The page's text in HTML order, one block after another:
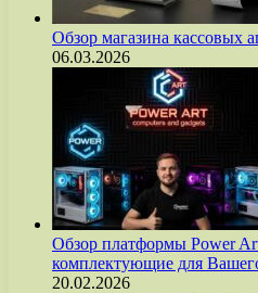
Обзор магазина кассовых
06.03.2026
Обзор платформы Power
комплектующие для
20.02.2026